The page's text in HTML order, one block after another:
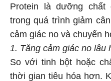
Protein là dưỡng chất
trong quá trình giảm
cảm giác no và chuyển
1. Tăng cảm giác no lâu
So với tinh bột hoặc
thời gian tiêu hóa hơn.